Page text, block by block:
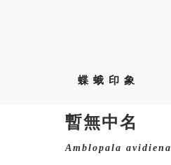
蝶蛾印象
暫無中名
Amblopala avidiena